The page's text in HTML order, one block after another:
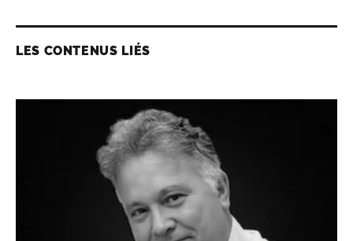
LES CONTENUS LIÉS